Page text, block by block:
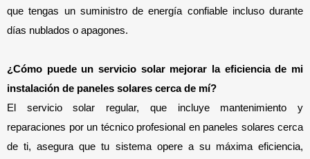
que tengas un suministro de energía confiable incluso durante
días nublados o apagones.
¿Cómo puede un servicio solar mejorar la eficiencia de mi
instalación de paneles solares cerca de mí?
El servicio solar regular, que incluye mantenimiento y
reparaciones por un técnico profesional en paneles solares cerca
de ti, asegura que tu sistema opere a su máxima eficiencia,